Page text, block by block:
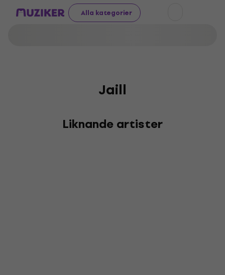
Alla kategorier
Jaill
Liknande artister